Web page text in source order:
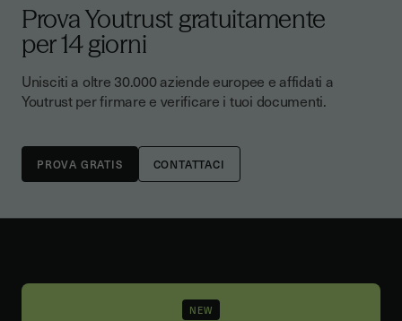
Prova Youtrust gratuitamente
per 14 giorni
Unisciti a oltre 30.000 aziende europee e affidati a
Youtrust per firmare e verificare i tuoi documenti.
CONTATTACI
NEW